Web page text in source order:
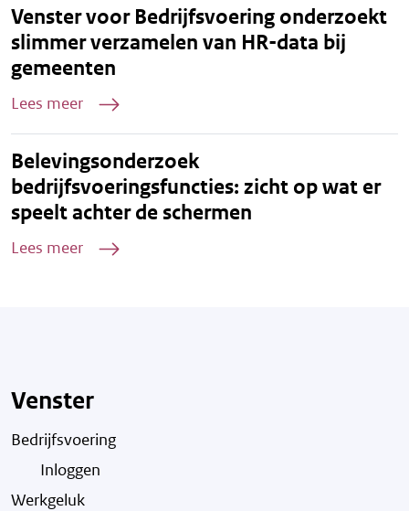
Venster voor Bedrijfsvoering onderzoekt
slimmer verzamelen van HR-data bij
gemeenten
Lees meer
Belevingsonderzoek
bedrijfsvoeringsfuncties: zicht op wat er
speelt achter de schermen
Lees meer
Venster
Bedrijfsvoering
Inloggen
Werkgeluk